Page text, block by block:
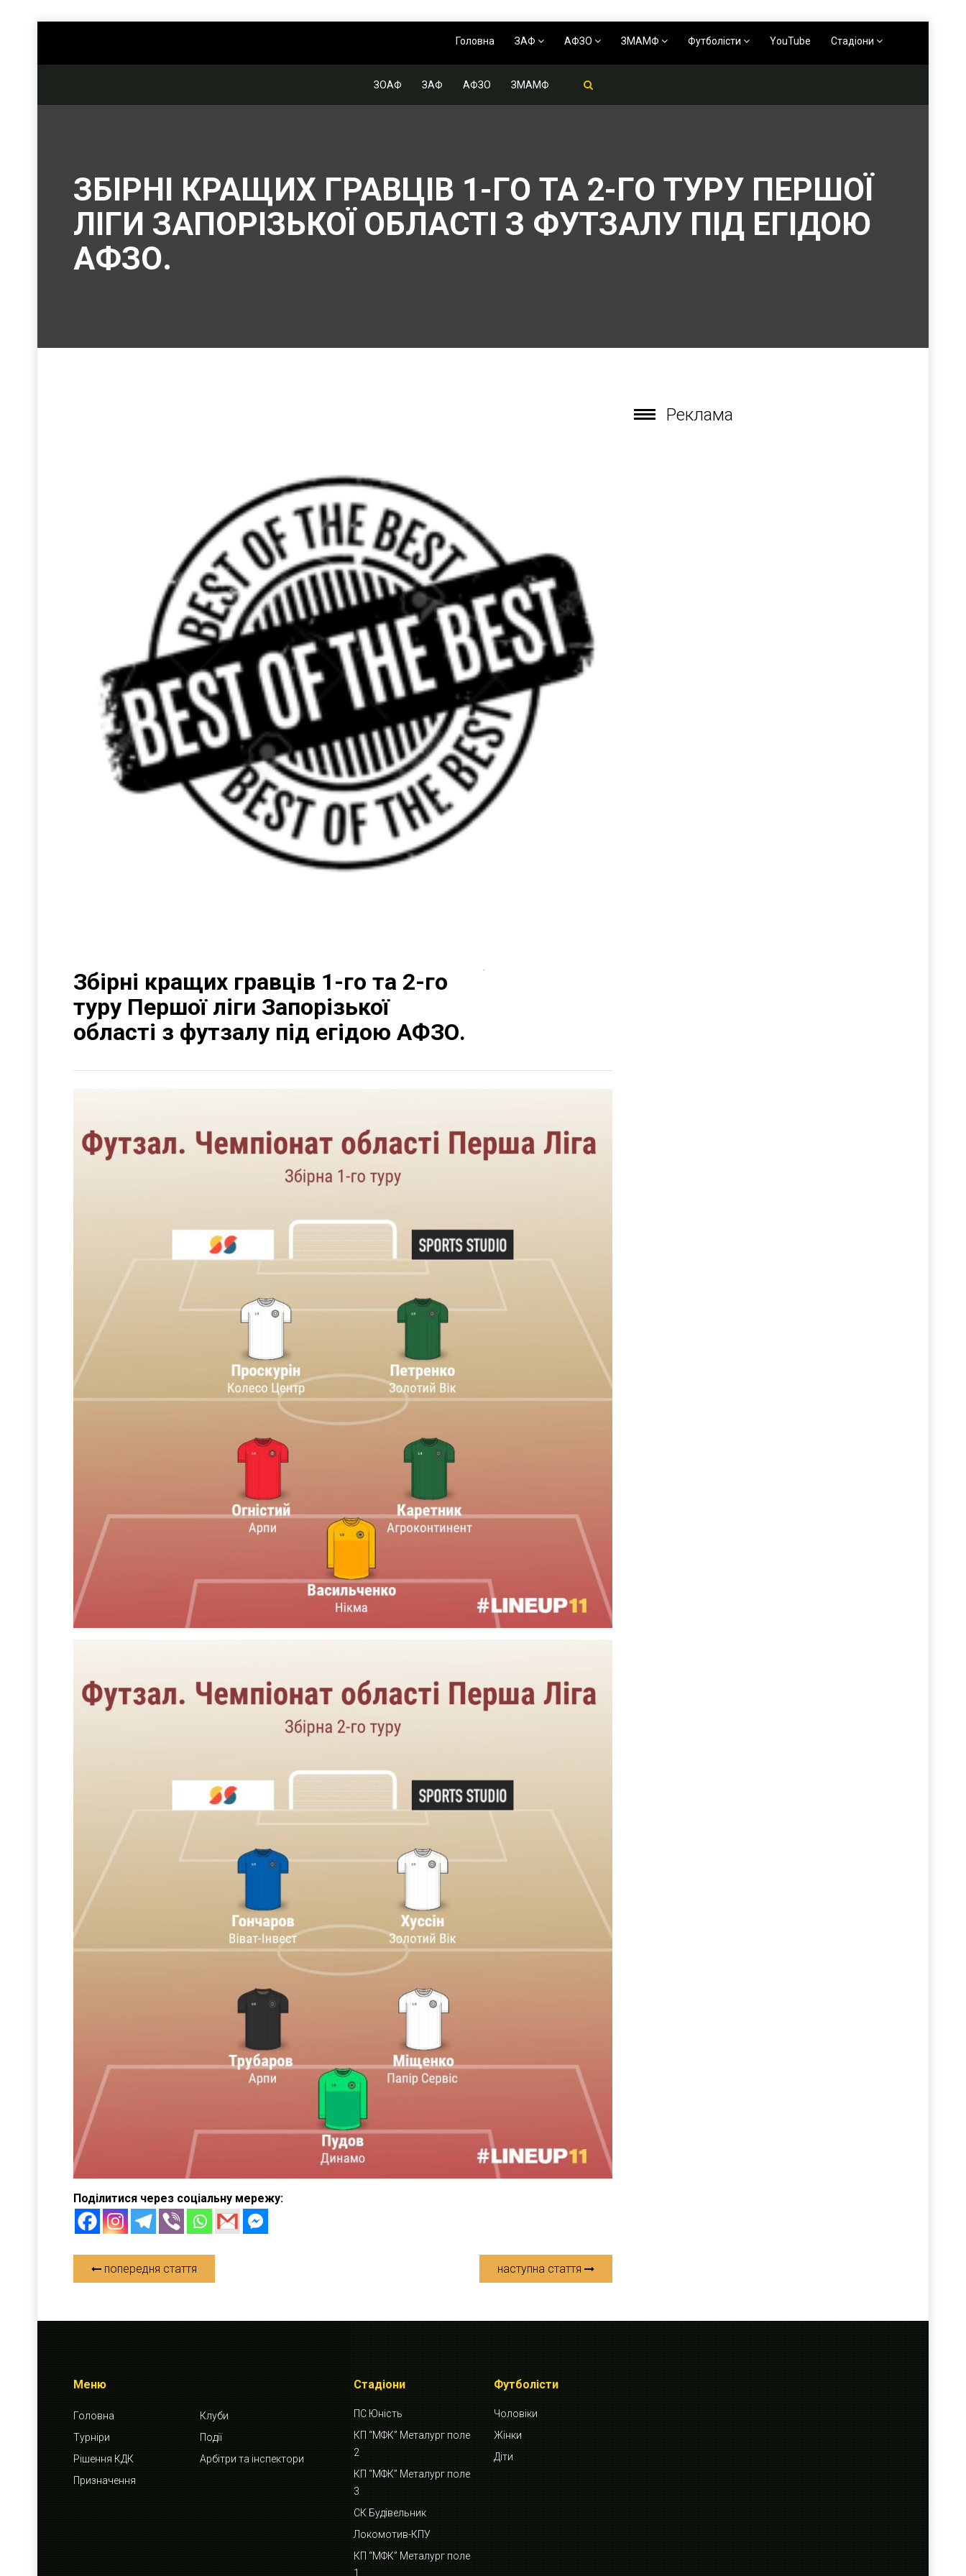
Головна ЗАФ АФЗО ЗМАМФ Футболісти YouTube Стадіони
ЗОАФ ЗАФ АФЗО ЗМАМФ
ЗБІРНІ КРАЩИХ ГРАВЦІВ 1-ГО ТА 2-ГО ТУРУ ПЕРШОЇ
ЛІГИ ЗАПОРІЗЬКОЇ ОБЛАСТІ З ФУТЗАЛУ ПІД ЕГІДОЮ
АФЗО.
Збірні кращих гравців 1-го та 2-го
туру Першої ліги Запорізької
області з футзалу під егідою АФЗО.
Поділитися через соціальну мережу:
попередня стаття наступна стаття
Реклама
Меню
Головна
Клуби
Турніри
Події
Рішення КДК
Арбітри та інспектори
Призначення
Стадіони
ПС Юність
КП “МФК” Металург поле
2
КП “МФК” Металург поле
3
СК Будівельник
Локомотив-КПУ
КП “МФК” Металург поле
1
Футболісти
Чоловіки
Жінки
Діти